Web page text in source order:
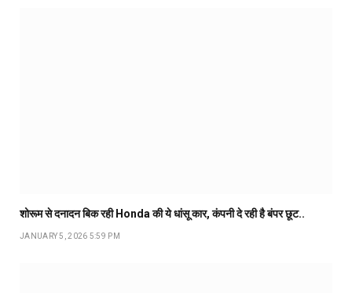
शोरूम से दनादन बिक रही Honda की ये धांसू कार, कंपनी दे रही है बंपर छूट..
JANUARY 5, 2026 5:59 PM